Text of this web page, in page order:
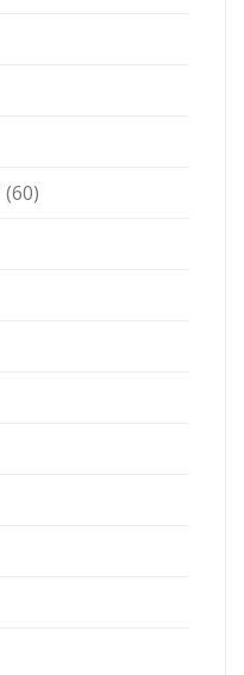
(60)